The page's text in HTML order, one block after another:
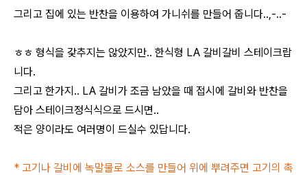
그리고 집에 있는 반찬을 이용하여 가니쉬를 만들어 줍니다..,-..-
ㅎㅎ 형식을 갗추지는 않았지만.. 한식형 LA 갈비갈비 스테이크랍
니다.
그리고 한가지.. LA 갈비가 조금 남았을 때 접시에 갈비와 반찬을
담아 스테이크정식식으로 드시면..
적은 양이라도 여러명이 드실수 있답니다.
* 고기나 갈비에 녹말물로 소스를 만들어 위에 뿌려주면 고기의 촉